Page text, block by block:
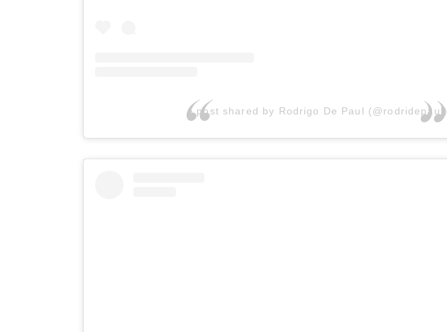
A post shared by Rodrigo De Paul (@rodridepaul)